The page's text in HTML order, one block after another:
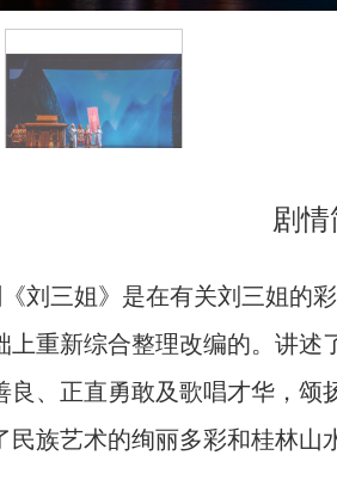
剧情
刘三姐》是在有关刘三姐的
上重新综合整理改编的。讲述
良、正直勇敢及歌唱才华，
民族艺术的绚丽多彩和桂林山